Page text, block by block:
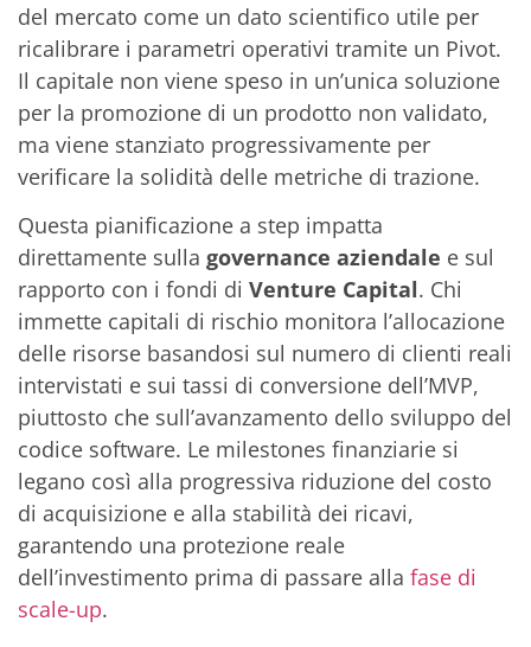
del mercato come un dato scientifico utile per
ricalibrare i parametri operativi tramite un Pivot.
Il capitale non viene speso in un’unica soluzione
per la promozione di un prodotto non validato,
ma viene stanziato progressivamente per
verificare la solidità delle metriche di trazione.
Questa pianificazione a step impatta
direttamente sulla governance aziendale e sul
rapporto con i fondi di Venture Capital. Chi
immette capitali di rischio monitora l’allocazione
delle risorse basandosi sul numero di clienti reali
intervistati e sui tassi di conversione dell’MVP,
piuttosto che sull’avanzamento dello sviluppo del
codice software. Le milestones finanziarie si
legano così alla progressiva riduzione del costo
di acquisizione e alla stabilità dei ricavi,
garantendo una protezione reale
dell’investimento prima di passare alla fase di
scale-up.